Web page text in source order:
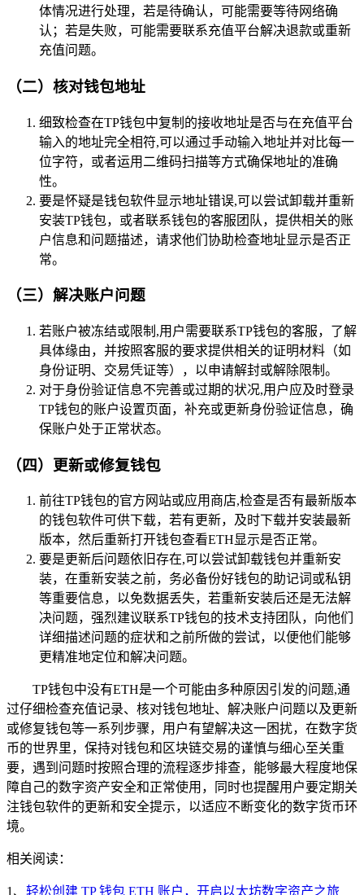
体情况进行处理，若是待确认，可能需要等待网络确
认；若是失败，可能需要联系充值平台解决退款或重新
充值问题。
（二）核对钱包地址
细致检查在TP钱包中复制的接收地址是否与在充值平台
输入的地址完全相符,可以通过手动输入地址并对比每一
位字符，或者运用二维码扫描等方式确保地址的准确
性。
要是怀疑是钱包软件显示地址错误,可以尝试卸载并重新
安装TP钱包，或者联系钱包的客服团队，提供相关的账
户信息和问题描述，请求他们协助检查地址显示是否正
常。
（三）解决账户问题
若账户被冻结或限制,用户需要联系TP钱包的客服，了解
具体缘由，并按照客服的要求提供相关的证明材料（如
身份证明、交易凭证等），以申请解封或解除限制。
对于身份验证信息不完善或过期的状况,用户应及时登录
TP钱包的账户设置页面，补充或更新身份验证信息，确
保账户处于正常状态。
（四）更新或修复钱包
前往TP钱包的官方网站或应用商店,检查是否有最新版本
的钱包软件可供下载，若有更新，及时下载并安装最新
版本，然后重新打开钱包查看ETH显示是否正常。
要是更新后问题依旧存在,可以尝试卸载钱包并重新安
装，在重新安装之前，务必备份好钱包的助记词或私钥
等重要信息，以免数据丢失，若重新安装后还是无法解
决问题，强烈建议联系TP钱包的技术支持团队，向他们
详细描述问题的症状和之前所做的尝试，以便他们能够
更精准地定位和解决问题。
TP钱包中没有ETH是一个可能由多种原因引发的问题,通
过仔细检查充值记录、核对钱包地址、解决账户问题以及更新
或修复钱包等一系列步骤，用户有望解决这一困扰，在数字货
币的世界里，保持对钱包和区块链交易的谨慎与细心至关重
要，遇到问题时按照合理的流程逐步排查，能够最大程度地保
障自己的数字资产安全和正常使用，同时也提醒用户要定期关
注钱包软件的更新和安全提示，以适应不断变化的数字货币环
境。
相关阅读：
1、 轻松创建 TP 钱包 ETH 账户，开启以太坊数字资产之旅